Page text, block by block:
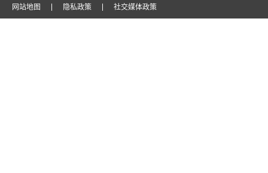
网站地图 隐私政策 社交媒体政策